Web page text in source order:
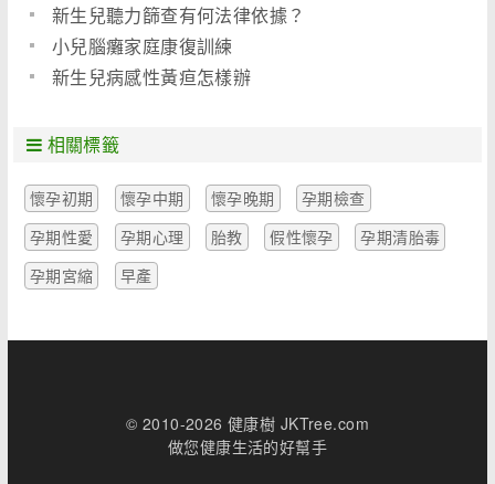
新生兒聽力篩查有何法律依據？
小兒腦癱家庭康復訓練
新生兒病感性黃疸怎樣辦
相關標籤
懷孕初期 懷孕中期 懷孕晚期
孕期檢查
孕期性愛
孕期心理 胎教 假性懷孕
孕期清胎毒
孕期宮縮
早產
© 2010-2026 健康樹 JKTree.com
做您健康生活的好幫手